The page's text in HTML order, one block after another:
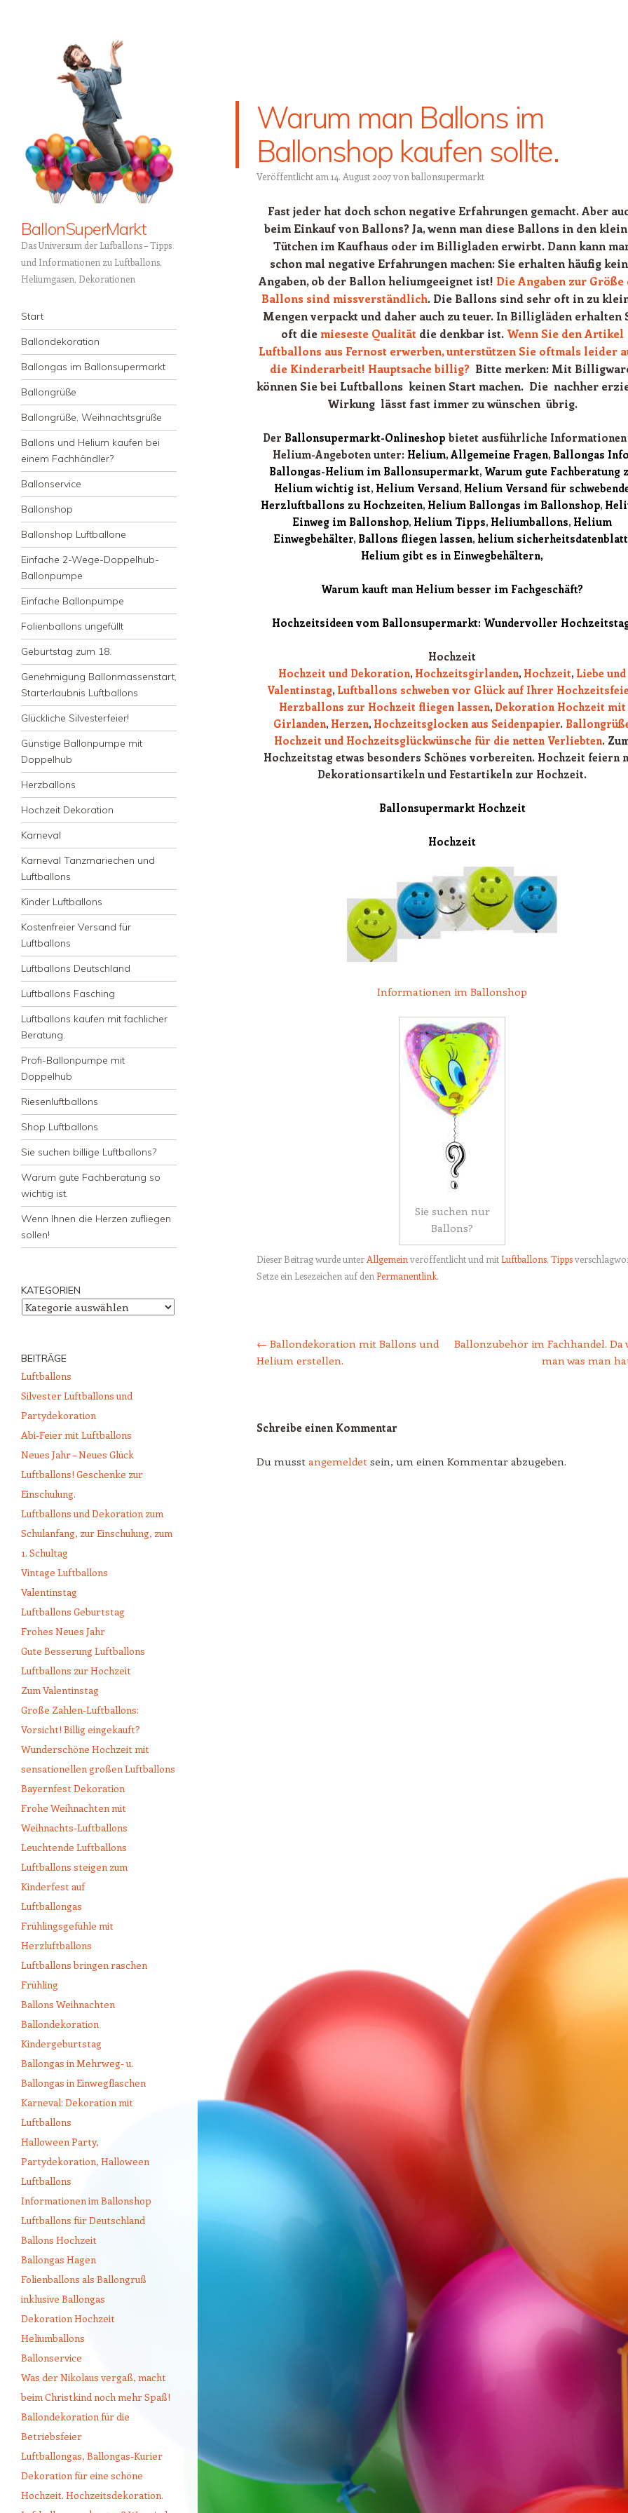
BallonSuperMarkt
Das Universum der Lufballons – Tipps
und Informationen zu Luftballons,
Heliumgasen, Dekorationen
Menü
Zum Inhalt springen
Start
Ballondekoration
Ballongas im Ballonsupermarkt
Ballongrüße
Ballongrüße, Weihnachtsgrüße
Ballons und Helium kaufen bei
einem Fachhändler?
Ballonservice
Ballonshop
Ballonshop Luftballone
Einfache 2-Wege-Doppelhub-
Ballonpumpe
Einfache Ballonpumpe
Folienballons ungefüllt
Geburtstag zum 18.
Genehmigung Ballonmassenstart,
Starterlaubnis Luftballons
Glückliche Silvesterfeier!
Günstige Ballonpumpe mit
Doppelhub
Herzballons
Hochzeit Dekoration
Karneval
Karneval Tanzmariechen und
Luftballons
Kinder Luftballons
Kostenfreier Versand für
Luftballons
Luftballons Deutschland
Luftballons Fasching
Luftballons kaufen mit fachlicher
Beratung.
Profi-Ballonpumpe mit
Doppelhub
Riesenluftballons
Shop Luftballons
Sie suchen billige Luftballons?
Warum gute Fachberatung so
wichtig ist.
Wenn Ihnen die Herzen zufliegen
sollen!
Warum man Ballons im
Ballonshop kaufen sollte.
Veröffentlicht am 14. August 2007von ballonsupermarkt
Fast jeder hat doch schon negative Erfahrungen gemacht. Aber
beim Einkauf von Ballons? Ja, wenn man diese Ballons in den
Tütchen im Kaufhaus oder im Billigladen erwirbt. Dann kann
schon mal negative Erfahrungen machen: Sie erhalten häufig
Angaben, ob der Ballon heliumgeeignet ist! Die Angaben zur Größe
Ballons sind missverständlich. Die Ballons sind sehr oft in zu
Mengen verpackt und daher auch zu teuer. In Billigläden erhalten
oft die mieseste Qualitätdie denkbar ist. Wenn Sie den Artikel
Luftballons aus Fernost erwerben, unterstützen Sie oftmals leider
die Kinderarbeit! Hauptsache billig?Bitte merken: Mit
können Sie bei Luftballons keinen Start machen. Die nachher
Wirkung lässt fast immer zu wünschen übrig.
Der Ballonsupermarkt-Onlineshop bietet ausführliche Informationen
Helium-Angeboten unter: Helium, Allgemeine Fragen, Ballongas Info
Ballongas-Helium im Ballonsupermarkt, Warum gute Fachberatung
Helium wichtig ist, Helium Versand, Helium Versand für
Herzluftballons zu Hochzeiten, Helium Ballongas im Ballonshop,
Einweg im Ballonshop, Helium Tipps, Heliumballons, Helium
Einwegbehälter, Ballons fliegen lassen, helium
Helium gibt es in Einwegbehältern,
Warum kauft man Helium besser im Fachgeschäft?
Hochzeitsideen vom Ballonsupermarkt: Wundervoller
Hochzeit
Hochzeit und Dekoration, Hochzeitsgirlanden, Hochzeit, Liebe und
Valentinstag, Luftballons schweben vor Glück auf Ihrer
Herzballons zur Hochzeit fliegen lassen, Dekoration Hochzeit mit
Girlanden, Herzen, Hochzeitsglocken aus Seidenpapier.
Hochzeit und Hochzeitsglückwünsche für die netten Verliebten.
Hochzeitstag etwas besonders Schönes vorbereiten. Hochzeit feiern
Dekorationsartikeln und Festartikeln zur Hochzeit.
Ballonsupermarkt Hochzeit
Hochzeit
Informationen im Ballonshop
Sie suchen nur
Ballons?
Dieser Beitrag wurde unter Allgemein veröffentlicht und mitLuftballons, Tipps
Setze ein Lesezeichen auf den Permanentlink.
← Ballondekoration mit Ballons und
Helium erstellen.
Ballonzubehör im Fachhandel. Da
man was man
Schreibe einen Kommentar
Du musst angemeldet sein, um einen Kommentar abzugeben.
KATEGORIEN
Kategorien
BEITRÄGE
Luftballons
Silvester Luftballons und
Partydekoration
Abi-Feier mit Luftballons
Neues Jahr – Neues Glück
Luftballons! Geschenke zur
Einschulung.
Luftballons und Dekoration zum
Schulanfang, zur Einschulung, zum
1. Schultag
Vintage Luftballons
Valentinstag
Luftballons Geburtstag
Frohes Neues Jahr
Gute Besserung Luftballons
Luftballons zur Hochzeit
Zum Valentinstag
Große Zahlen-Luftballons:
Vorsicht! Billig eingekauft?
Wunderschöne Hochzeit mit
sensationellen großen Luftballons
Bayernfest Dekoration
Frohe Weihnachten mit
Weihnachts-Luftballons
Leuchtende Luftballons
Luftballons steigen zum
Kinderfest auf
Luftballongas
Frühlingsgefühle mit
Herzluftballons
Luftballons bringen raschen
Frühling
Ballons Weihnachten
Ballondekoration
Kindergeburtstag
Ballongas in Mehrweg- u.
Ballongas in Einwegflaschen
Karneval: Dekoration mit
Luftballons
Halloween Party,
Partydekoration, Halloween
Luftballons
Informationen im Ballonshop
Luftballons für Deutschland
Ballons Hochzeit
Ballongas Hagen
Folienballons als Ballongruß
inklusive Ballongas
Dekoration Hochzeit
Heliumballons
Ballonservice
Was der Nikolaus vergaß, macht
beim Christkind noch mehr Spaß!
Ballondekoration für die
Betriebsfeier
Luftballongas, Ballongas-Kurier
Dekoration für eine schöne
Hochzeit. Hochzeitsdekoration.